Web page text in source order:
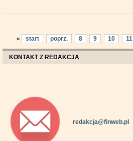
« start poprz. 8 9 10 11
KONTAKT Z REDAKCJĄ
redakcja@finweb.pl